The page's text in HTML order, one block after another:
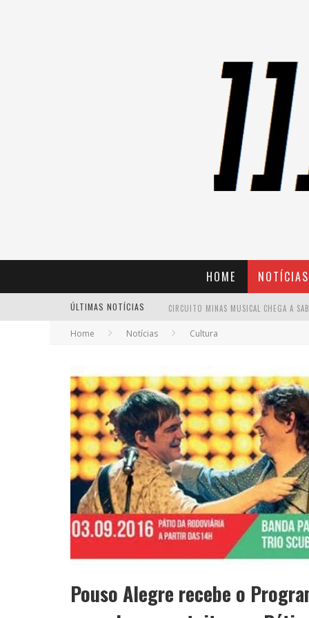
HOME NOTÍCIAS
ÚLTIMAS NOTÍCIAS
YAN TRAZ A TURNÊ NACIONAL DO
Home Notícias Cultura
Pouso Alegre recebe o